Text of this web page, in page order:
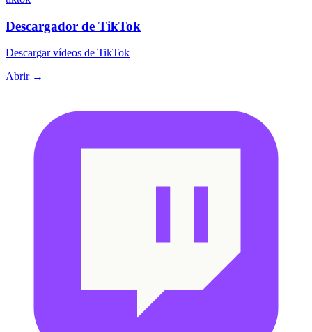
Descargador de TikTok
Descargar vídeos de TikTok
Abrir →